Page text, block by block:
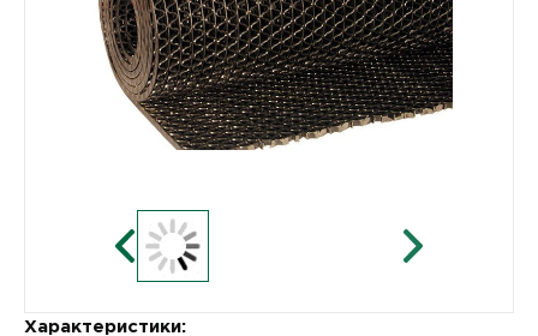
Характеристики: